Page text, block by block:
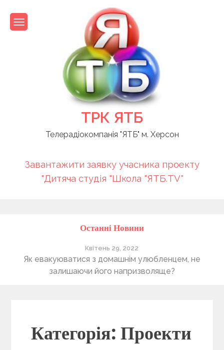
content
ТРК ЯТБ
Телерадіокомпанія "ЯТБ" м. Херсон
Завантажити заявку учасника проекту
"Дитяча студія "Школа "ЯТБ.TV"
Останні Новини
Квітень 28, 2022
Понад 400 утриманців Херсонського притулку “4
лапи” очікують на нову домівку
Категорія: Проекти